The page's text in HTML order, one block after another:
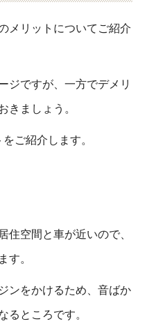
メリットについてご紹介
ジですが、一方でデメリ
きましょう。
ご紹介します。
住空間と車が近いので、
す。
ンをかけるため、音ばか
るところです。